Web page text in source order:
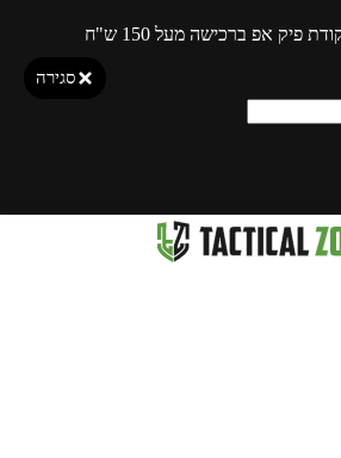
פיק אפ ברכישה מעל 150 ש"ח
סגירה